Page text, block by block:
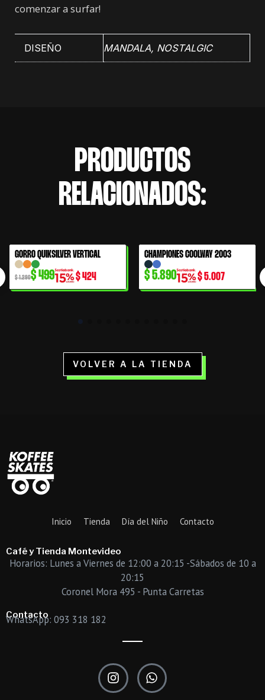
comenzar a surfar!
DISEÑO MANDALA, NOSTALGIC
PRODUCTOS
RELACIONADOS:
61% OFF
GORRO QUIKSILVER VERTICAL
$1.290
El
precio
original
era:
$499
El
precio
actual
es:
$424
CHAMPIONES COOLWAY 2003
$5.890 $5.007
VOLVER A LA TIENDA
Inicio Tienda Día del Niño Contacto
Café y Tienda Montevideo
Horarios: Lunes a Viernes de 12:00 a 20:15 -Sábados de 10 a
20:15
Coronel Mora 495 - Punta Carretas
Contacto
WhatsApp: 093 318 182
I
n
s
W
h
a